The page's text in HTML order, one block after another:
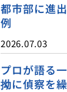
都市部に進
例
2026.07.03
プロが語る
拗に偵察を